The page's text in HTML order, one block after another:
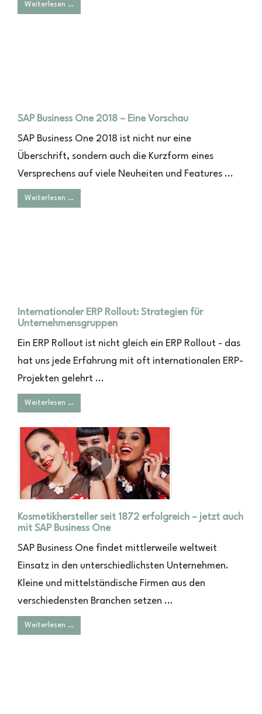
Weiterlesen …
SAP Business One 2018 – Eine Vorschau
SAP Business One 2018 ist nicht nur eine
Überschrift, sondern auch die Kurzform eines
Versprechens auf viele Neuheiten und Features ...
Weiterlesen …
Internationaler ERP Rollout: Strategien für
Unternehmensgruppen
Ein ERP Rollout ist nicht gleich ein ERP Rollout - das
hat uns jede Erfahrung mit oft internationalen ERP-
Projekten gelehrt ...
Weiterlesen …
Kosmetikhersteller seit 1872 erfolgreich – jetzt auch
mit SAP Business One
SAP Business One findet mittlerweile weltweit
Einsatz in den unterschiedlichsten Unternehmen.
Kleine und mittelständische Firmen aus den
verschiedensten Branchen setzen ...
Weiterlesen …